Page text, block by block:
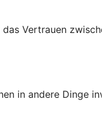
Vertrauen
in andere Dinge